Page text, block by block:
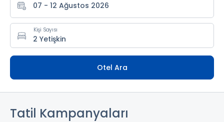
07 - 12 Ağustos 2026
Kişi Sayısı
Otel Ara
Tatil Kampanyaları